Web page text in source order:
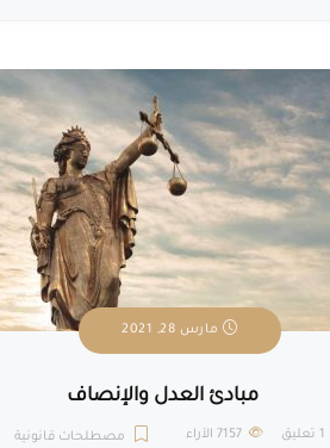
مارس 28, 2021
مبادئ العدل والإنصاف
مصطلحات قانونية 1 تعليق الآراء